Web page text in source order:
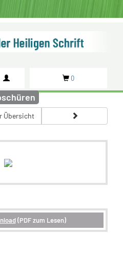
0
Übersicht
(PDF zum Lesen)